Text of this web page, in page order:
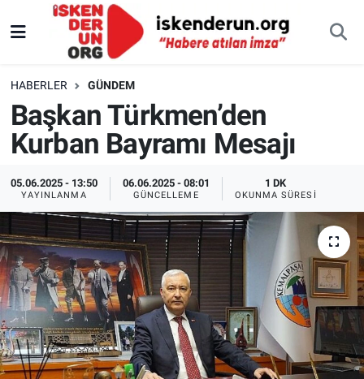
HABERLER GÜNDEM
Başkan Türkmen’den
Kurban Bayramı Mesajı
05.06.2025 - 13:50
YAYINLANMA
06.06.2025 - 08:01
GÜNCELLEME
1 DK
OKUNMA SÜRESI